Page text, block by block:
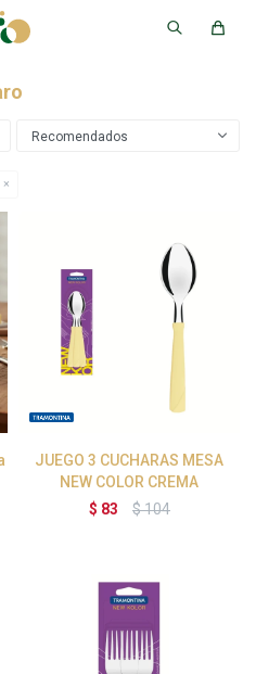
Recomendados
JUEGO 3 CUCHARAS MESA
NEW COLOR CREMA
$ 83 $104